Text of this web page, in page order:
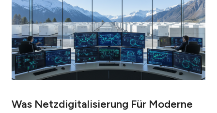
Was Netzdigitalisierung Für Moderne